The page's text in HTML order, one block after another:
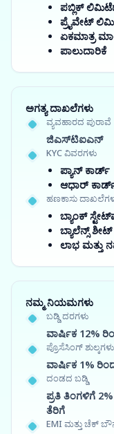
ಪಬ್ಲಿಕ್
ಪ್ರೈವೇಟ್
ಏಕಮಾತ್ರ
ಪಾಲುದಾರಿಕೆ
ಅಗತ್ಯ ದಾಖಲೆಗಳು
ವ್ಯವಹಾರದ ಪುರಾವೆ
ಜಿಎಸ್‍ಟಿಐಎನ್
KYC ವಿವರಗಳು
ಪ್ಯಾನ್ ಕಾರ್ಡ್
ಆಧಾರ್
ಹಣಕಾಸು
ಬ್ಯಾಂಕ್
ಬ್ಯಾಲೆನ್ಸ್ ಶೀಟ್
ಲಾಭ ಮತ್ತು
ನಮ್ಮ ನಿಯಮಗಳು
ಬಡ್ಡಿ ದರಗಳು
ವಾರ್ಷಿಕ 12%
ಪ್ರೊಸೆಸಿಂಗ್ ಶುಲ್ಕಗಳು
ವಾರ್ಷಿಕ 1%
ದಂಡದ ಬಡ್ಡಿ
ಪ್ರತಿ ತಿಂಗಳಿಗೆ
ತೆರಿಗೆ
EMI ಮತ್ತು ಚೆಕ್